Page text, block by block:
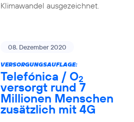
Klimawandel ausgezeichnet.
08. Dezember 2020
VERSORGUNGSAUFLAGE:
Telefónica / O2
versorgt rund 7
Millionen Menschen
zusätzlich mit 4G